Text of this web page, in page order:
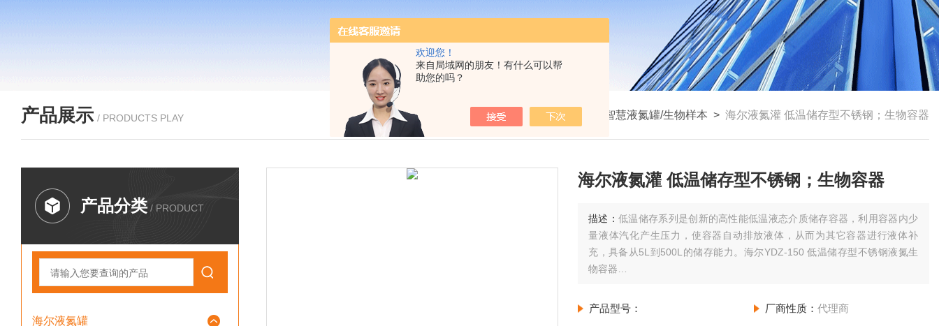
欢迎您！
来自局域网的朋友！有什么可以帮
助您的吗？
产品展示 / PRODUCTS PLAY 我的位置：首页 产品展示> 海尔液氮罐> 大罐/智慧液氮罐/生物样本 > 海尔液氮灌 低温储存型不锈钢；生物容器
产品分类 / PRODUCT
海尔液氮罐
海尔液氮灌 低温储存型不锈钢；生物容器
描述：低温储存系列是创新的高性能低温液态介质储存容器，利用容器内少
量液体汽化产生压力，使容器自动排放液体，从而为其它容器进行液体补
充，具备从5L到500L的储存能力。海尔YDZ-150 低温储存型不锈钢液氮生
物容器
产品型号： 厂商性质： 代理商